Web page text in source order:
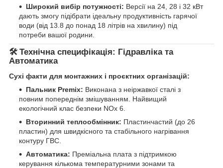
Широкий вибір потужності: Версії на 24, 28 і 32 кВт
дають змогу підібрати ідеальну продуктивність гарячої
води (від 13.8 до понад 18 літрів на хвилину) під
потреби вашої родини.
🛠️ Технічна специфікація: Гідравліка та
Автоматика
Сухі факти для монтажних і проєктних організацій:
Пальник Premix: Виконана з неіржавкої сталі з
повним попереднім змішуванням. Найвищий
екологічний клас безпеки NOx 6.
Вторинний теплообмінник: Пластинчастий (до 26
пластин) для швидкісного та стабільного нагрівання
контуру ГВС.
Автоматика: Преміальна плата з підтримкою
керування кількома температурними зонами та